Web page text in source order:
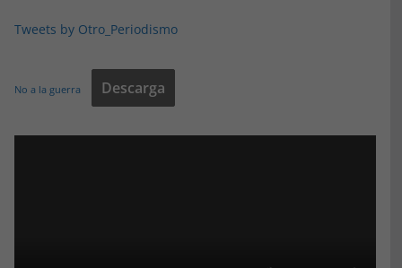
Tweets by Otro_Periodismo
No a la guerra Descarga